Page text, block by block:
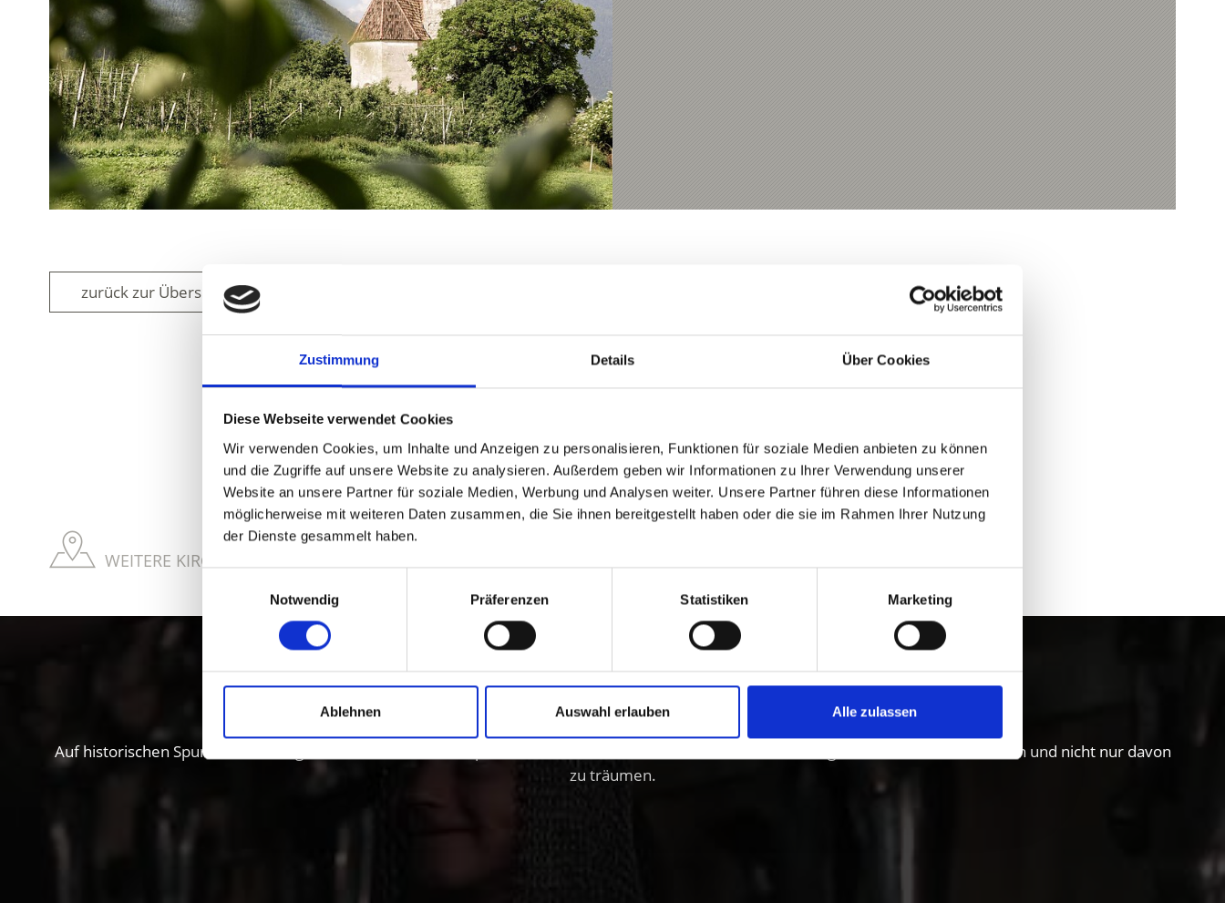
Zustimmung Details Über Cookies
Diese Webseite verwendet Cookies
Wir verwenden Cookies, um Inhalte und Anzeigen zu personalisieren, Funktionen für soziale Medien anbieten zu können
und die Zugriffe auf unsere Website zu analysieren. Außerdem geben wir Informationen zu Ihrer Verwendung unserer
Website an unsere Partner für soziale Medien, Werbung und Analysen weiter. Unsere Partner führen diese Informationen
möglicherweise mit weiteren Daten zusammen, die Sie ihnen bereitgestellt haben oder die sie im Rahmen Ihrer Nutzung
der Dienste gesammelt haben.
Notwendig
Präferenzen Statistiken Marketing
Ablehnen Auswahl erlauben Alle zulassen
zurück zur Übersicht
WAR DER INHALT FÜR SIE HILFREICH?
WEITERE KIRCHEN & KLÖSTER IM VINSCHGAU AUF KARTE ANZEIGEN
Kultur und Brauchtum im Vinschgau erleben
Auf historischen Spuren im Vinschgau. Ab nach Südtirol um persönlich zahlreiche Kulturstätten und die Vinschger Lebensart zu entdecken und nicht nur davon
zu träumen.